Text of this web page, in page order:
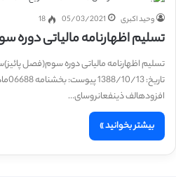
وحید اکبری 05/03/2021
18
تسلیم اظهارنامه مالیاتی دوره
افزودهالف ذینفعانروسای…
بیشتر بخوانید »